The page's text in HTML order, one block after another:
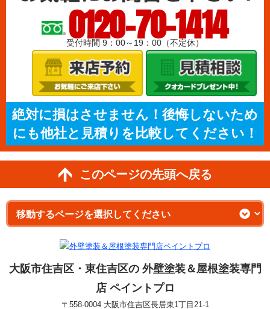
0120-70-1414
受付時間 9：00～19：00（不定休）
絶対に損はさせません！後悔しないため
にも他社と見積りを比較してください！
このページの先頭へ戻る
大阪市住吉区・東住吉区の 外壁塗装＆屋根塗装専門
店 ペイントプロ
〒558-0004 大阪市住吉区長居東1丁目21-1